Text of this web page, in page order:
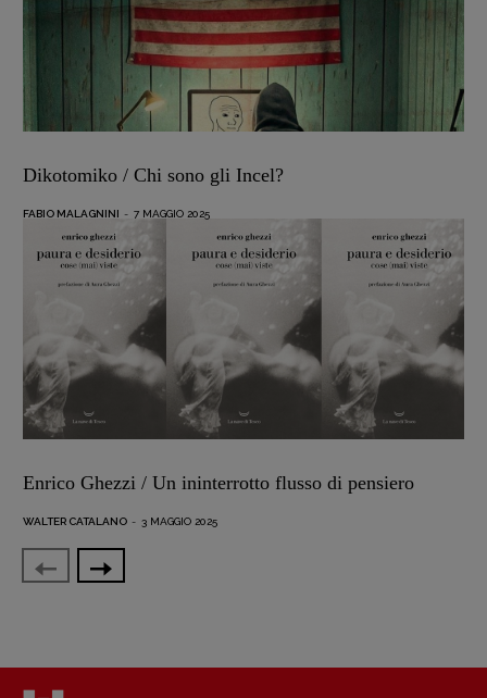
Dikotomiko / Chi sono gli Incel?
FABIO MALAGNINI - 7 MAGGIO 2025
Enrico Ghezzi / Un ininterrotto flusso di pensiero
WALTER CATALANO - 3 MAGGIO 2025